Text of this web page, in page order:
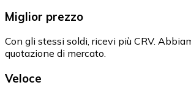
Miglior prezzo
Con gli stessi soldi, ricevi più CRV.
quotazione di mercato.
Veloce